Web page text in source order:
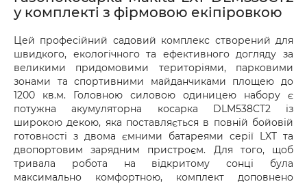
також можна здійснити попередню оплату на
рахунок.
рекомендуємо перевірити товар
безпосередньо у відділенні. Якщо упаковка
або товар мають пошкодження, обов’язково
оформіть акт разом із працівником служби
доставки.
у комплекті з фірмовою екіпіровкою
Цей професійний садовий комплекс створений для
швидкого, екологічного та ефективного догляду за
великими придомовими територіями, парковими
зонами та спортивними майданчиками площею до
1200 кв.м. Головною силовою одиницею набору є
потужна акумуляторна косарка DLM538CT2 із
широкою декою, яка поставляється в повній бойовій
готовності з двома ємними батареями серії LXT та
двопортовим зарядним пристроєм. Для того, щоб
тривала робота на відкритому сонці була
максимально комфортною, комплект доповнено